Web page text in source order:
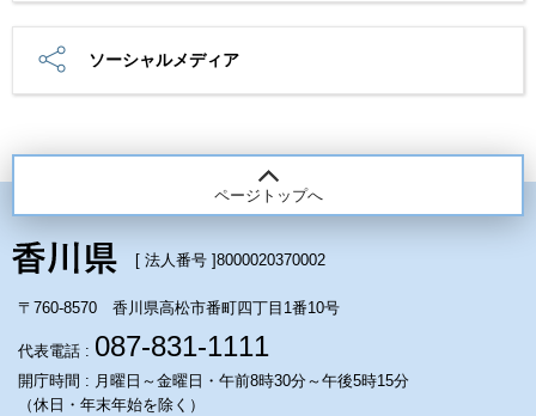
ソーシャルメディア
ページトップへ
[ 法人番号 ]8000020370002
〒760-8570 香川県高松市番町四丁目1番10号
代表電話 : 087-831-1111
開庁時間 : 月曜日～金曜日・午前8時30分～午後5時15分
（休日・年末年始を除く）